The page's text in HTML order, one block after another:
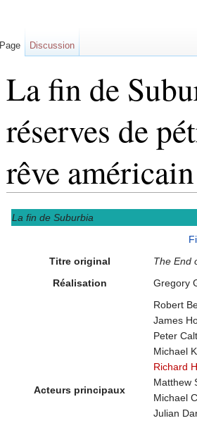
La fin de
réserves de
rêve américain
La fin de Suburbia
Titre original
The End
Réalisation
Gregory
Acteurs principaux
Robert
James
Peter
Michael
Richard
Matthew
Michael
Julian
Page Discussion